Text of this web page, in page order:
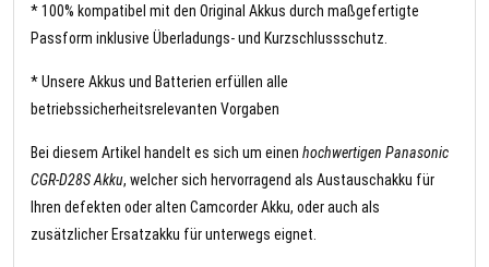
* 100% kompatibel mit den Original Akkus durch maßgefertigte
Passform inklusive Überladungs- und Kurzschlussschutz.
* Unsere Akkus und Batterien erfüllen alle
betriebssicherheitsrelevanten Vorgaben
Bei diesem Artikel handelt es sich um einen hochwertigen Panasonic
CGR-D28S Akku, welcher sich hervorragend als Austauschakku für
Ihren defekten oder alten Camcorder Akku, oder auch als
zusätzlicher Ersatzakku für unterwegs eignet.